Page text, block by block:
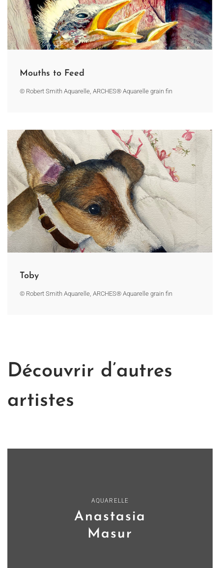
Mouths to Feed
© Robert Smith Aquarelle, ARCHES® Aquarelle grain fin
Toby
© Robert Smith Aquarelle, ARCHES® Aquarelle grain fin
Découvrir d’autres
artistes
AQUARELLE
Anastasia
Masur